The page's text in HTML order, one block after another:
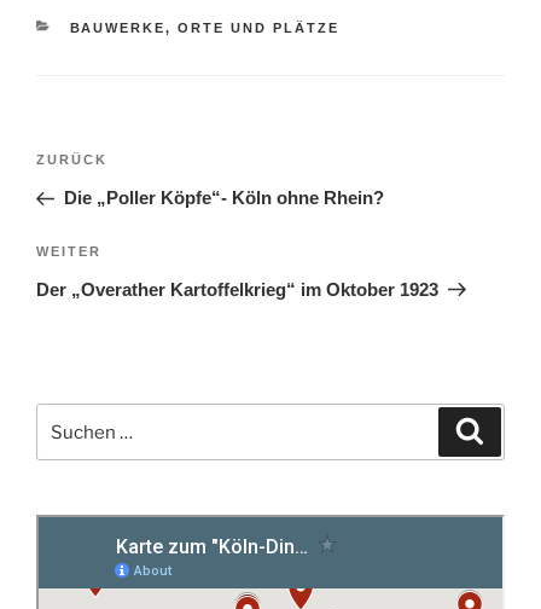
KATEGORIEN
BAUWERKE, ORTE UND PLÄTZE
Beitragsnavigation
Vorheriger
Beitrag
ZURÜCK
Die „Poller Köpfe“- Köln ohne Rhein?
Nächster
Beitrag
WEITER
Der „Overather Kartoffelkrieg“ im Oktober 1923
nach: